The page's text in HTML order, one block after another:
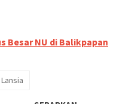
Besar NU di Balikpapan